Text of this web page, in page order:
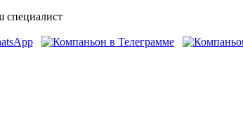
специалист